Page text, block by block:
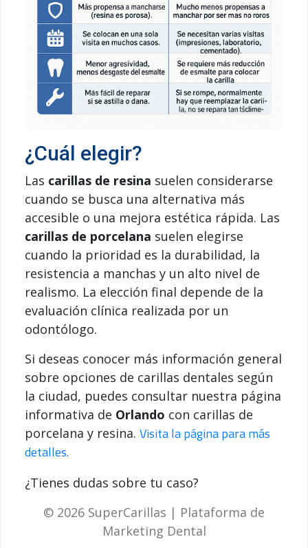
¿Cuál elegir?
Las carillas de resina suelen considerarse
cuando se busca una alternativa más
accesible o una mejora estética rápida. Las
carillas de porcelana suelen elegirse
cuando la prioridad es la durabilidad, la
resistencia a manchas y un alto nivel de
realismo. La elección final depende de la
evaluación clínica realizada por un
odontólogo.
Si deseas conocer más información general
sobre opciones de carillas dentales según
la ciudad, puedes consultar nuestra página
informativa de Orlando con carillas de
porcelana y resina. Visita la página para más
detalles.
¿Tienes dudas sobre tu caso?
© 2026 SuperCarillas | Plataforma de
Marketing Dental